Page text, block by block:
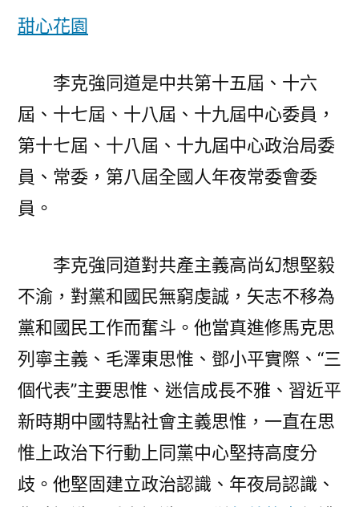
甜心花園
李克強同道是中共第十五屆、十六
屆、十七屆、十八屆、十九屆中心委員，
第十七屆、十八屆、十九屆中心政治局委
員、常委，第八屆全國人年夜常委會委
員。
李克強同道對共產主義高尚幻想堅毅
不渝，對黨和國民無窮虔誠，矢志不移為
黨和國民工作而奮斗。他當真進修馬克思
列寧主義、毛澤東思惟、鄧小平實際、“三
個代表”主要思惟、迷信成長不雅、習近平
新時期中國特點社會主義思惟，一直在思
惟上政治下行動上同黨中心堅持高度分
歧。他堅固建立政治認識、年夜局認識、